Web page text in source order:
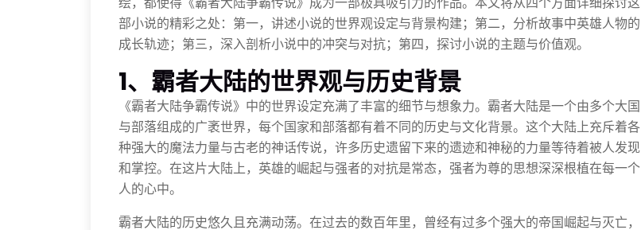
绘，都使得《霸者大陆争霸传说》成为一部极具吸引力的作品。本文将从四个方面详细探讨这
部小说的精彩之处：第一，讲述小说的世界观设定与背景构建；第二，分析故事中英雄人物的
成长轨迹；第三，深入剖析小说中的冲突与对抗；第四，探讨小说的主题与价值观。
1、霸者大陆的世界观与历史背景
《霸者大陆争霸传说》中的世界设定充满了丰富的细节与想象力。霸者大陆是一个由多个大国
与部落组成的广袤世界，每个国家和部落都有着不同的历史与文化背景。这个大陆上充斥着各
种强大的魔法力量与古老的神话传说，许多历史遗留下来的遗迹和神秘的力量等待着被人发现
和掌控。在这片大陆上，英雄的崛起与强者的对抗是常态，强者为尊的思想深深根植在每一个
人的心中。
霸者大陆的历史悠久且充满动荡。在过去的数百年里，曾经有过多个强大的帝国崛起与灭亡，